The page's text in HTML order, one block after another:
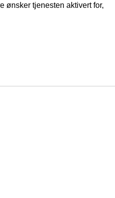
ønsker tjenesten aktivert for,